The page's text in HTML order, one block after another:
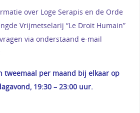
over Loge Serapis en de Orde
Vrijmetselarij “Le Droit Humain”
via onderstaand e-mail
tweemaal per maand bij elkaar op
19:30 – 23:00 uur.